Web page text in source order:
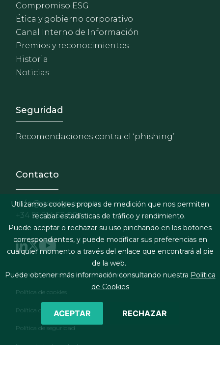
Compromiso ESG
Ética y gobierno corporativo
Canal Interno de Información
Premios y reconocimientos
Historia
Noticias
Footer - Extranet y
Seguridad
Recomendaciones contra el ‘phishing’
Contacto
info@garrigues.com
+34 91 514 52 00
Footer menu
Términos legales y condiciones de contratación
Política de cookies
Política de privacidad
Política de seguridad
Formulario de contacto
Utilizamos cookies propias de medición que nos permiten
recabar estadísticas de tráfico y rendimiento.
Puede aceptar o rechazar su uso pinchando en los botones
correspondientes, y puede modificar sus preferencias en
cualquier momento a través del enlace que encontrará al pie
de la web.
Puede obtener más información consultando nuestra Política
de Cookies
ACEPTAR RECHAZAR